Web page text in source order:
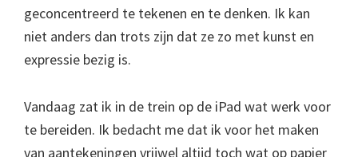
geconcentreerd te tekenen en te denken. Ik kan
niet anders dan trots zijn dat ze zo met kunst en
expressie bezig is.
Vandaag zat ik in de trein op de iPad wat werk voor
te bereiden. Ik bedacht me dat ik voor het maken
van aantekeningen vrijwel altijd toch wat op papier